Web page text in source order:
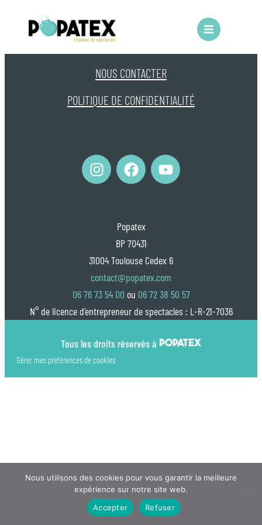
NOS SPECTACLES JEUNE PUBLIC
(pour les enfants sages… et ceux qui mangent
la pâte à modeler)
NOS ANIMATIONS
NOUS CONTACTER
POLITIQUE DE CONFIDENTIALITÉ
Popatex
BP 70431
31004 Toulouse Cedex 6
contact@popatex.com
06 76 73 54 00 ou 06 72 38 50 57
N° de licence d’entrepreneur de spectacles : L-R-21-7036
Tous les droits réservés à POPATEX
Gérer mes préférences de cookies
Nous utilisons des cookies pour vous garantir la meilleure
expérience sur notre site web.
Accepter
Refuser